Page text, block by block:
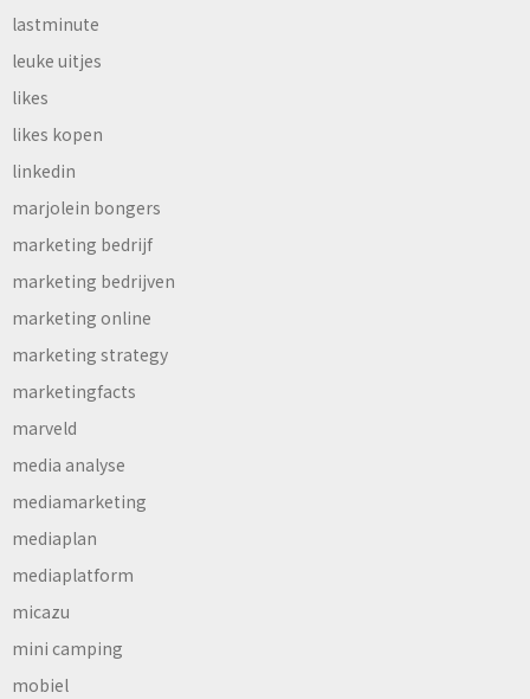
lastminute
leuke uitjes
likes
likes kopen
linkedin
marjolein bongers
marketing bedrijf
marketing bedrijven
marketing online
marketing strategy
marketingfacts
marveld
media analyse
mediamarketing
mediaplan
mediaplatform
micazu
mini camping
mobiel